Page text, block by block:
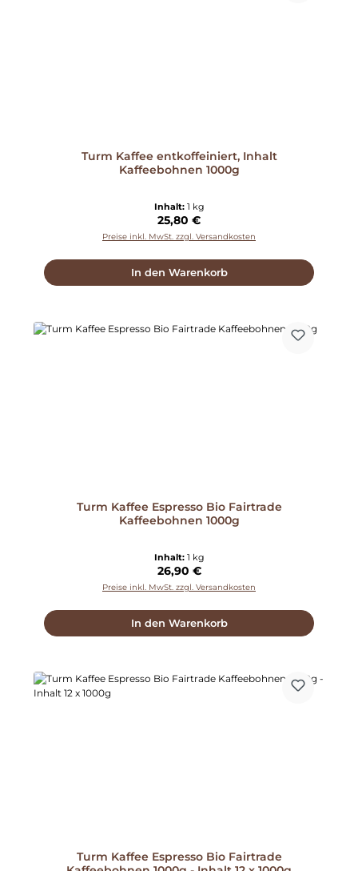
Turm Kaffee entkoffeiniert, Inhalt
Kaffeebohnen 1000g
Inhalt: 1 kg
Regulärer Preis:
25,80 €
Preise inkl. MwSt. zzgl. Versandkosten
In den Warenkorb
Turm Kaffee Espresso Bio Fairtrade
Kaffeebohnen 1000g
Inhalt: 1 kg
Regulärer Preis:
26,90 €
Preise inkl. MwSt. zzgl. Versandkosten
In den Warenkorb
Turm Kaffee Espresso Bio Fairtrade